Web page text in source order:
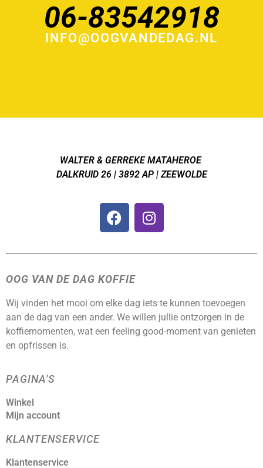
06-83542918
INFO@OOGVANDEDAG.NL
WALTER & GERREKE MATAHEROE
DALKRUID 26 | 3892 AP | ZEEWOLDE
OOG VAN DE DAG KOFFIE
Wij vinden het mooi om elke dag iets te kunnen toevoegen
aan de dag van een ander. We willen jullie ontzorgen in de
koffiemomenten, wat een feeling good-moment van genieten
en opfrissen is.
PAGINA'S
Winkel
Mijn account
KLANTENSERVICE
Klantenservice